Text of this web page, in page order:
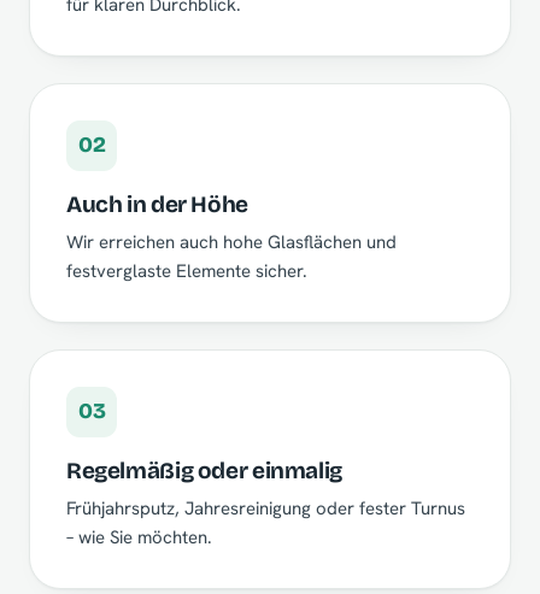
02
Auch in der Höhe
Wir erreichen auch hohe Glasflächen und
festverglaste Elemente sicher.
03
Regelmäßig oder einmalig
Frühjahrsputz, Jahresreinigung oder fester Turnus
– wie Sie möchten.